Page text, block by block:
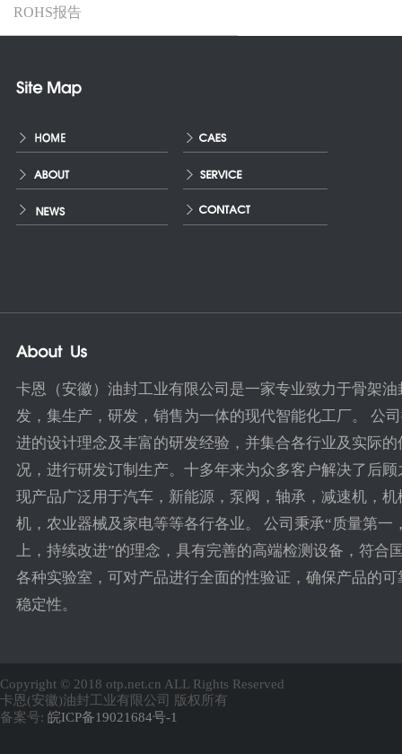
ROHS报告
卡恩（安徽）油封工业有限公司是一家专业致力于骨架油
发，集生产，研发，销售为一体的现代智能化工厂。 公
进的设计理念及丰富的研发经验，并集合各行业及实际的
况，进行研发订制生产。十多年来为众多客户解决了后顾
现产品广泛用于汽车，新能源，泵阀，轴承，减速机，机
机，农业器械及家电等等各行各业。 公司秉承“质量第一
上，持续改进”的理念，具有完善的高端检测设备，符合
各种实验室，可对产品进行全面的性验证，确保产品的可
稳定性。
Copyright © 2018 otp.net.cn ALL Rights Reserved
卡恩(安徽)油封工业有限公司 版权所有
备案号: 皖ICP备19021684号-1